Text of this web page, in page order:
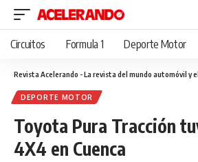
Circuitos Formula 1 Deporte Motor
Revista Acelerando - La revista del mundo automóvil y
DEPORTE MOTOR
Toyota Pura Tracción
4X4 en Cuenca